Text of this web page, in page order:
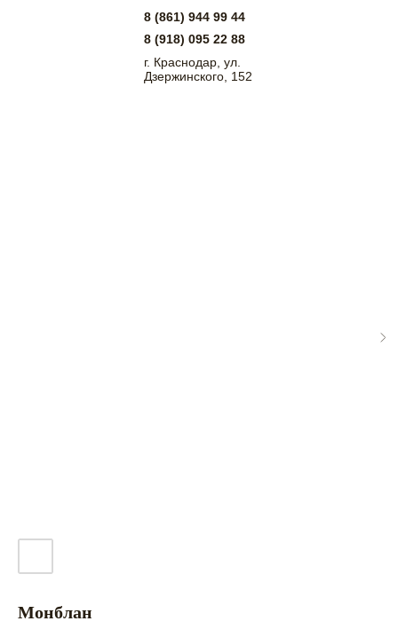
г. Краснодар, ул.
8 (861) 944 99 44
Монблан